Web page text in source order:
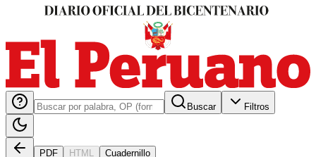
Buscar Filtros
PDF HTML Cuadernillo